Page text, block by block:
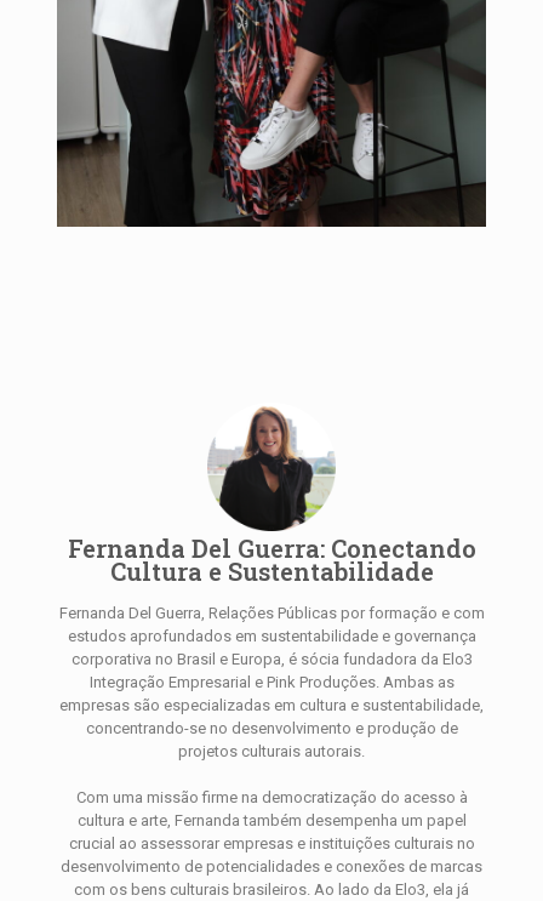
Fernanda Del Guerra: Conectando
Cultura e Sustentabilidade
Fernanda Del Guerra, Relações Públicas por formação e com
estudos aprofundados em sustentabilidade e governança
corporativa no Brasil e Europa, é sócia fundadora da Elo3
Integração Empresarial e Pink Produções. Ambas as
empresas são especializadas em cultura e sustentabilidade,
concentrando-se no desenvolvimento e produção de
projetos culturais autorais.
Com uma missão firme na democratização do acesso à
cultura e arte, Fernanda também desempenha um papel
crucial ao assessorar empresas e instituições culturais no
desenvolvimento de potencialidades e conexões de marcas
com os bens culturais brasileiros. Ao lado da Elo3, ela já